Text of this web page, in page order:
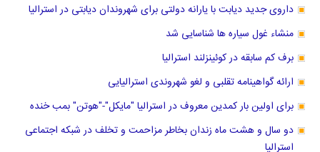
داروی جدید دیابت با یارانه دولتی برای شهروندان دیابتی در استرالیا
منشاء غول سیاره ها شناسایی شد
برف کم سابقه در کوئینزلند استرالیا
ارائه گواهینامه تقلبی و لغو شهروندی استرالیایی
برای اولین بار کمدین معروف در استرالیا "مایکل"-"هوتن" بمب خنده
دو سال و هشت ماه زندان بخاطر مزاحمت و تخلف در شبکه اجتماعی
استرالیا